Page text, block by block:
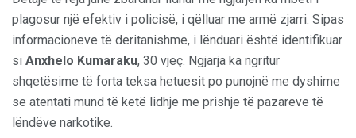
plagosur një efektiv i policisë, i qëlluar me armë zjarri. Sipas
informacioneve të deritanishme, i lënduari është identifikuar
si Anxhelo Kumaraku, 30 vjeç. Ngjarja ka ngritur
shqetësime të forta teksa hetuesit po punojnë me dyshime
se atentati mund të ketë lidhje me prishje të pazareve të
lëndëve narkotike.